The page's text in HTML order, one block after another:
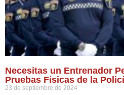
Necesitas un Entrenador
Pruebas Físicas de la
23 de septiembre de 2024